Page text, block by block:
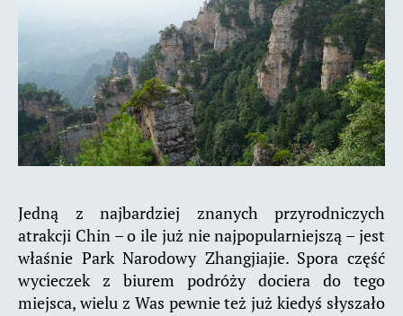
Jedną z najbardziej znanych przyrodniczych
atrakcji Chin – o ile już nie najpopularniejszą – jest
właśnie Park Narodowy Zhangjiajie. Spora część
wycieczek z biurem podróży dociera do tego
miejsca, wielu z Was pewnie też już kiedyś słyszało